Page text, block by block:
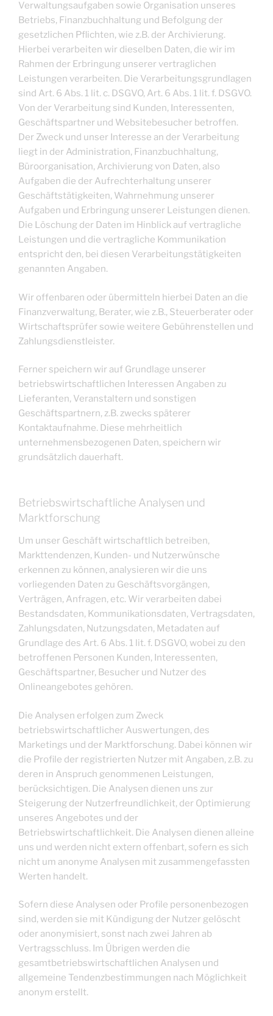
Verwaltungsaufgaben sowie Organisation unseres
Betriebs, Finanzbuchhaltung und Befolgung der
gesetzlichen Pflichten, wie z.B. der Archivierung.
Hierbei verarbeiten wir dieselben Daten, die wir im
Rahmen der Erbringung unserer vertraglichen
Leistungen verarbeiten. Die Verarbeitungsgrundlagen
sind Art. 6 Abs. 1 lit. c. DSGVO, Art. 6 Abs. 1 lit. f. DSGVO.
Von der Verarbeitung sind Kunden, Interessenten,
Geschäftspartner und Websitebesucher betroffen.
Der Zweck und unser Interesse an der Verarbeitung
liegt in der Administration, Finanzbuchhaltung,
Büroorganisation, Archivierung von Daten, also
Aufgaben die der Aufrechterhaltung unserer
Geschäftstätigkeiten, Wahrnehmung unserer
Aufgaben und Erbringung unserer Leistungen dienen.
Die Löschung der Daten im Hinblick auf vertragliche
Leistungen und die vertragliche Kommunikation
entspricht den, bei diesen Verarbeitungstätigkeiten
genannten Angaben.
Wir offenbaren oder übermitteln hierbei Daten an die
Finanzverwaltung, Berater, wie z.B., Steuerberater oder
Wirtschaftsprüfer sowie weitere Gebührenstellen und
Zahlungsdienstleister.
Ferner speichern wir auf Grundlage unserer
betriebswirtschaftlichen Interessen Angaben zu
Lieferanten, Veranstaltern und sonstigen
Geschäftspartnern, z.B. zwecks späterer
Kontaktaufnahme. Diese mehrheitlich
unternehmensbezogenen Daten, speichern wir
grundsätzlich dauerhaft.
Betriebswirtschaftliche Analysen und
Marktforschung
Um unser Geschäft wirtschaftlich betreiben,
Markttendenzen, Kunden- und Nutzerwünsche
erkennen zu können, analysieren wir die uns
vorliegenden Daten zu Geschäftsvorgängen,
Verträgen, Anfragen, etc. Wir verarbeiten dabei
Bestandsdaten, Kommunikationsdaten, Vertragsdaten,
Zahlungsdaten, Nutzungsdaten, Metadaten auf
Grundlage des Art. 6 Abs. 1 lit. f. DSGVO, wobei zu den
betroffenen Personen Kunden, Interessenten,
Geschäftspartner, Besucher und Nutzer des
Onlineangebotes gehören.
Die Analysen erfolgen zum Zweck
betriebswirtschaftlicher Auswertungen, des
Marketings und der Marktforschung. Dabei können wir
die Profile der registrierten Nutzer mit Angaben, z.B. zu
deren in Anspruch genommenen Leistungen,
berücksichtigen. Die Analysen dienen uns zur
Steigerung der Nutzerfreundlichkeit, der Optimierung
unseres Angebotes und der
Betriebswirtschaftlichkeit. Die Analysen dienen alleine
uns und werden nicht extern offenbart, sofern es sich
nicht um anonyme Analysen mit zusammengefassten
Werten handelt.
Sofern diese Analysen oder Profile personenbezogen
sind, werden sie mit Kündigung der Nutzer gelöscht
oder anonymisiert, sonst nach zwei Jahren ab
Vertragsschluss. Im Übrigen werden die
gesamtbetriebswirtschaftlichen Analysen und
allgemeine Tendenzbestimmungen nach Möglichkeit
anonym erstellt.